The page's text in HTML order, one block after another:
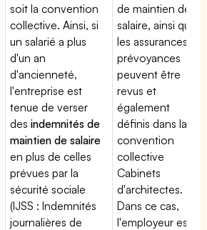
soit la convention
collective. Ainsi, si
un salarié a plus
d'un an
d'ancienneté,
l'entreprise est
tenue de verser
desindemnités de
maintien de salaire
en plus de celles
prévues par la
sécurité sociale
(IJSS : Indemnités
journalières de
de maintien de
salaire, ainsi que
les assurances
prévoyances
peuvent être
revus et
également
définis dans la
convention
collective
Cabinets
d'architectes.
Dans ce cas,
l'employeur est